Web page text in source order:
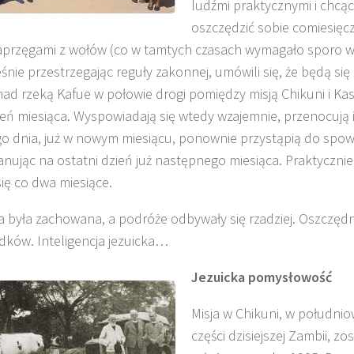
ludźmi praktycznymi i chcąc
oszczędzić sobie
z wołów (co w tamtych czasach wymagało sporo
przestrzegając reguły zakonnej, umówili się, że będą się
rzeką Kafue w połowie drogi pomiędzy misją Chikuni i
miesiąca. Wyspowiadają się wtedy wzajemnie, przenocują i
dnia, już w nowym miesiącu, ponownie przystąpią do
na ostatni dzień już następnego miesiąca.
co dwa miesiące.
była zachowana, a podróże odbywały się rzadziej.
Inteligencja jezuicka…
Jezuicka pomysłowość
Misja w Chikuni, w
części dzisiejszej Zambii,
O. ARTUR WARDĘGA
SJ
BR. JERZY
ZADWÓRNY SJ
O. LUDWIK
SJ